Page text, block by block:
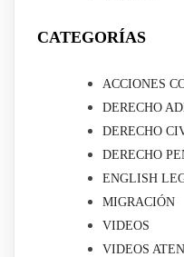
CATEGORÍAS
ACCIONES
DERECHO
DERECHO
DERECHO
ENGLISH
MIGRACIÓN
VIDEOS
VIDEOS